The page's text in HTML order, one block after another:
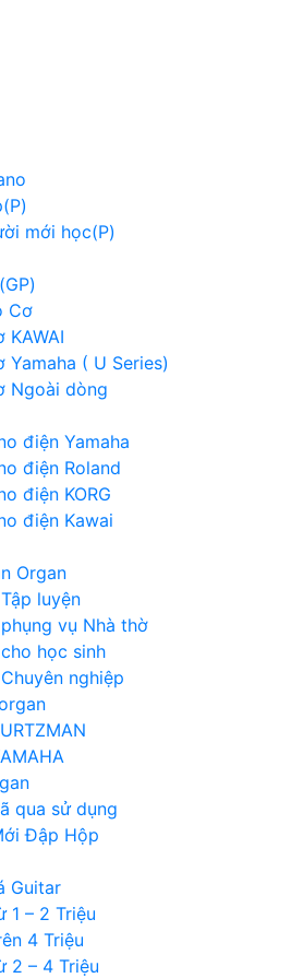
mới học(P)
Cơ
KAWAI
Yamaha ( U Series)
Ngoài dòng
điện Yamaha
điện Roland
điện KORG
điện Kawai
Organ
luyện
phụng vụ Nhà thờ
cho học sinh
nghiệp
qua sử dụng
Đập Hộp
Guitar
1 – 2 Triệu
4 Triệu
2 – 4 Triệu